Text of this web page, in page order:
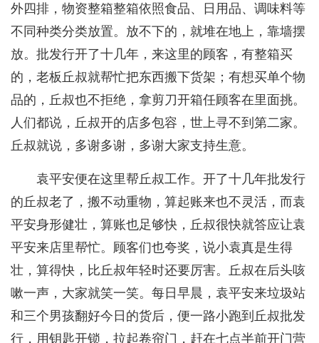
外四排，物资整箱整箱依照食品、日用品、调味料等
不同种类分类放置。放不下的，就堆在地上，靠墙摆
放。批发行开了十几年，来这里的顾客，有整箱买
的，老板丘叔就帮忙把东西搬下货架；有想买单个物
品的，丘叔也不拒绝，拿剪刀开箱任顾客在里面挑。
人们都说，丘叔开的店多包容，世上寻不到第二家。
丘叔就说，多谢多谢，多谢大家支持生意。
袁平安便在这里帮丘叔工作。开了十几年批发行
的丘叔老了，搬不动重物，算起账来也不灵活，而袁
平安身形健壮，算账也足够快，丘叔很快就答应让袁
平安来店里帮忙。顾客们也夸奖，说小袁真是生得
壮，算得快，比丘叔年轻时还要厉害。丘叔在后头咳
嗽一声，大家就笑一笑。每日早晨，袁平安来垃圾站
和三个男孩翻好今日的货后，便一路小跑到丘叔批发
行，用钥匙开锁，拉起卷帘门，赶在七点半前开门营